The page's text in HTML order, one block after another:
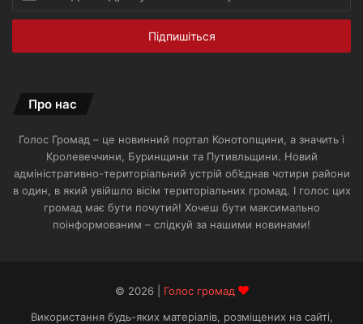
адресу
вашої
пошти
Про нас
Голос Громад – це новинний портал Конотопщини, а значить і
Кролевеччини, Буринщини та Путивльщини. Новий
адміністративно-територіальний устрій об’єднав чотири райони
в один, в який увійшло вісім територіальних громад. І голос цих
громад має бути почутий! Хочеш бути максимально
поінформованим – слідкуй за нашими новинами!
© 2026 | Голос громад
Використання будь-яких матеріалів, розміщених на сайті,